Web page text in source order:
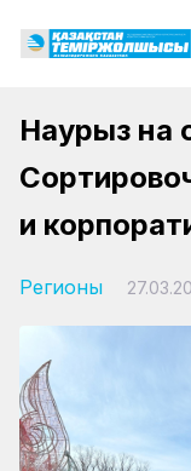
Наурыз на
и
Регионы